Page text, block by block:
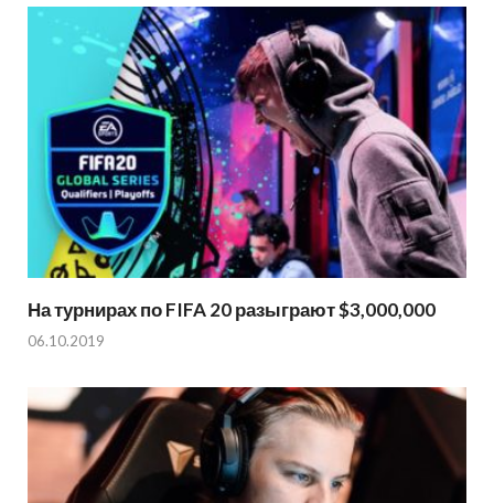
На турнирах по FIFA 20 разыграют $3,000,000
06.10.2019